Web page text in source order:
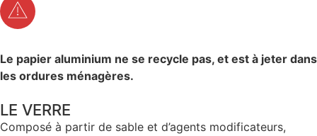
Le papier aluminium ne se recycle pas, et est à jeter dans
les ordures ménagères.
LE VERRE
Composé à partir de sable et d’agents modificateurs,